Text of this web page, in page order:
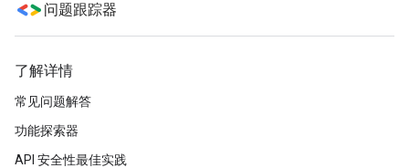
问题跟踪器
了解详情
常见问题解答
功能探索器
API 安全性最佳实践